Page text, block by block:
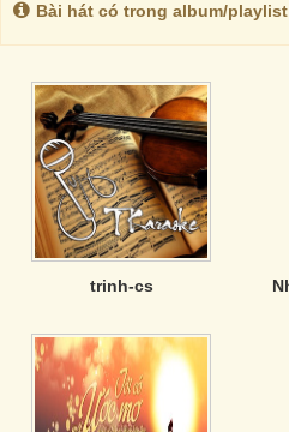
Bài hát có trong album/playlist
trinh-cs